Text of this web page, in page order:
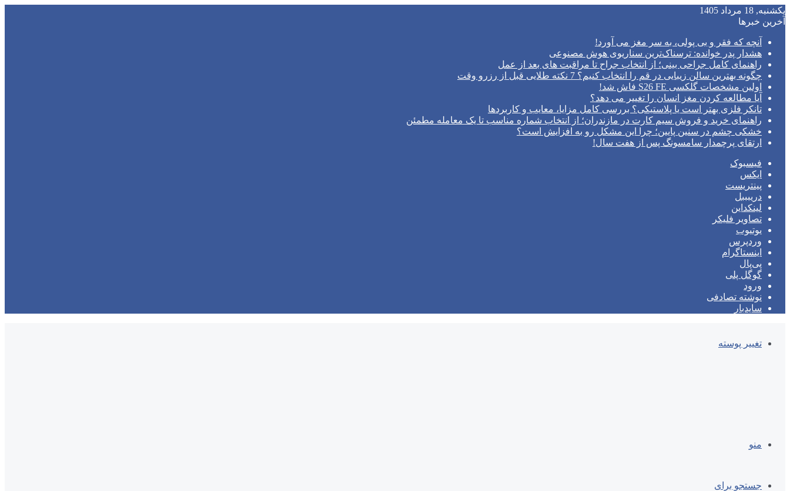
یکشنبه, 18 مرداد 1405
آخرین خبرها
آنچه که فقر و بی‌ پولی، به سر مغز می‌ آورد!
هشدار پدر خوانده: ترسناک‌ترین سناریوی هوش مصنوعی
راهنمای کامل جراحی بینی؛ از انتخاب جراح تا مراقبت های بعد از عمل
چگونه بهترین سالن زیبایی در قم را انتخاب کنیم؟ 7 نکته طلایی قبل از رزرو وقت
اولین مشخصات گلکسی S26 FE فاش شد!
آیا مطالعه کردن مغز انسان را تغییر می‌ دهد؟
تانکر فلزی بهتر است یا پلاستیکی؟ بررسی کامل مزایا، معایب و کاربردها
راهنمای خرید و فروش سیم کارت در مازندران؛ از انتخاب شماره مناسب تا یک معامله مطمئن
خشکی چشم در سنین پایین؛ چرا این مشکل رو به افزایش است؟
ارتقای پرچمدار سامسونگ پس از هفت سال!
فیسبوک
ایکس
پینتریست
دریبببل
لینکداین
تصاویر فلیکر
یوتیوب
وردپرس
اینستاگرام
پی‌پال
گوگل پلی
ورود
نوشته تصادفی
سایدبار
تغییر پوسته
منو
جستجو برای